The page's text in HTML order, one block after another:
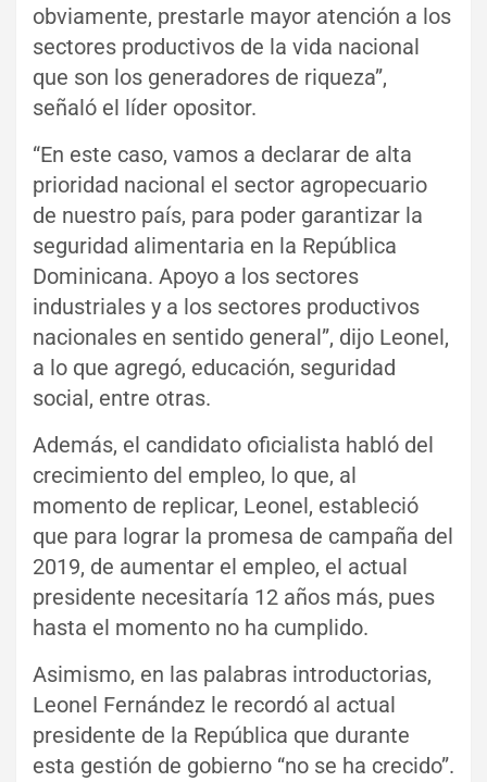
obviamente, prestarle mayor atención a los
sectores productivos de la vida nacional
que son los generadores de riqueza”,
señaló el líder opositor.
“En este caso, vamos a declarar de alta
prioridad nacional el sector agropecuario
de nuestro país, para poder garantizar la
seguridad alimentaria en la República
Dominicana. Apoyo a los sectores
industriales y a los sectores productivos
nacionales en sentido general”, dijo Leonel,
a lo que agregó, educación, seguridad
social, entre otras.
Además, el candidato oficialista habló del
crecimiento del empleo, lo que, al
momento de replicar, Leonel, estableció
que para lograr la promesa de campaña del
2019, de aumentar el empleo, el actual
presidente necesitaría 12 años más, pues
hasta el momento no ha cumplido.
Asimismo, en las palabras introductorias,
Leonel Fernández le recordó al actual
presidente de la República que durante
esta gestión de gobierno “no se ha crecido”.